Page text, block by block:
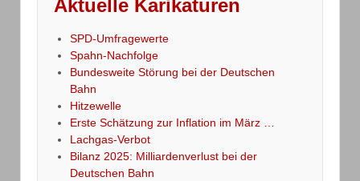
Aktuelle Karikaturen
SPD-Umfragewerte
Spahn-Nachfolge
Bundesweite Störung bei der Deutschen
Bahn
Hitzewelle
Erste Schätzung zur Inflation im März …
Lachgas-Verbot
Bilanz 2025: Milliardenverlust bei der
Deutschen Bahn